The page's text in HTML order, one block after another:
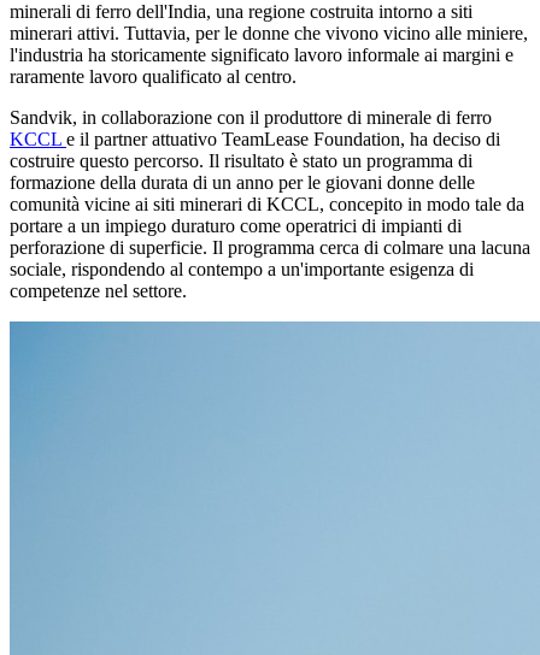
minerali di ferro dell'India, una regione costruita intorno a siti
minerari attivi. Tuttavia, per le donne che vivono vicino alle miniere,
l'industria ha storicamente significato lavoro informale ai margini e
raramente lavoro qualificato al centro.
Sandvik, in collaborazione con il produttore di minerale di ferro
KCCL e il partner attuativo TeamLease Foundation, ha deciso di
costruire questo percorso. Il risultato è stato un programma di
formazione della durata di un anno per le giovani donne delle
comunità vicine ai siti minerari di KCCL, concepito in modo tale da
portare a un impiego duraturo come operatrici di impianti di
perforazione di superficie. Il programma cerca di colmare una lacuna
sociale, rispondendo al contempo a un'importante esigenza di
competenze nel settore.